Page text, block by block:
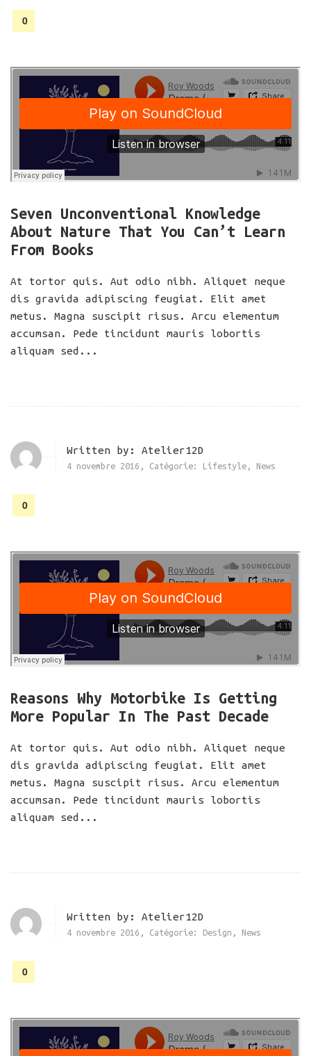
0
Seven Unconventional Knowledge
About Nature That You Can’t Learn
From Books
At tortor quis. Aut odio nibh. Aliquet neque
dis gravida adipiscing feugiat. Elit amet
metus. Magna suscipit risus. Arcu elementum
accumsan. Pede tincidunt mauris lobortis
aliquam sed...
Written by: Atelier12D
4 novembre 2016 Catégorie: Lifestyle News
0
Reasons Why Motorbike Is Getting
More Popular In The Past Decade
At tortor quis. Aut odio nibh. Aliquet neque
dis gravida adipiscing feugiat. Elit amet
metus. Magna suscipit risus. Arcu elementum
accumsan. Pede tincidunt mauris lobortis
aliquam sed...
Written by: Atelier12D
4 novembre 2016 Catégorie: Design News
0